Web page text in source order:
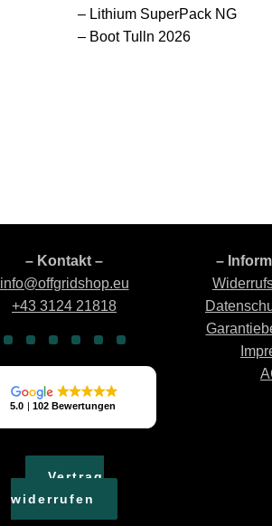
– Lithium SuperPack NG
– Boot Tulln 2026
– Kontakt –
info@offgridshop.eu
+43 3124 21818
Vertrag
widerrufen
–